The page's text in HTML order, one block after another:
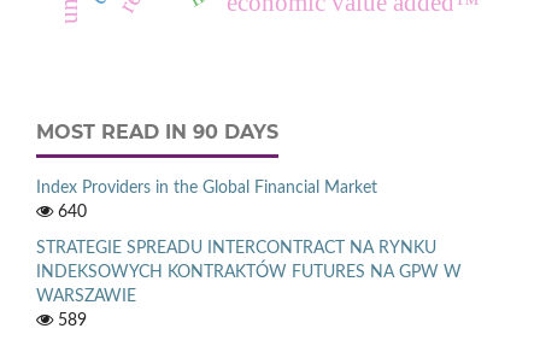
MOST READ IN 90 DAYS
Index Providers in the Global Financial Market
640
STRATEGIE SPREADU INTERCONTRACT NA RYNKU
INDEKSOWYCH KONTRAKTÓW FUTURES NA GPW W
WARSZAWIE
589